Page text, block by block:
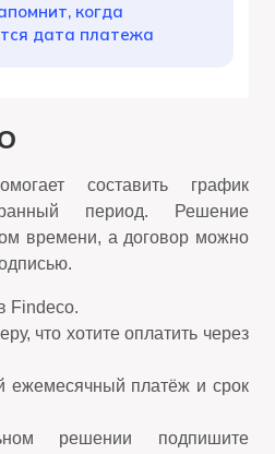
когда
дата платежа
составить график
период. Решение
времени, а договор можно
Findeco.
что хотите оплатить через
ежемесячный платёж и срок
решении подпишите